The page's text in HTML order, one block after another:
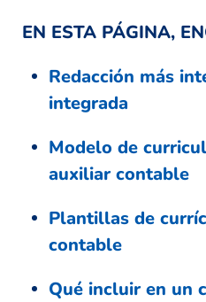
EN ESTA PÁGINA,
Redacción más
integrada
Modelo de
auxiliar contable
Plantillas de
contable
Qué incluir en un